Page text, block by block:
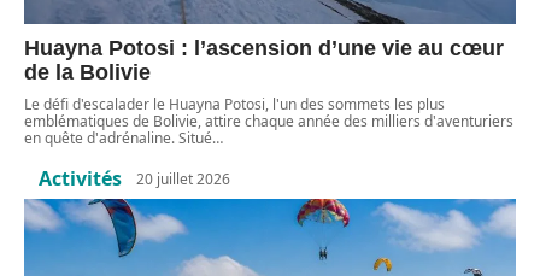
Huayna Potosi : l’ascension d’une vie au cœur
de la Bolivie
Le défi d'escalader le Huayna Potosi, l'un des sommets les plus
emblématiques de Bolivie, attire chaque année des milliers d'aventuriers
en quête d'adrénaline. Situé…
Activités 20 juillet 2026